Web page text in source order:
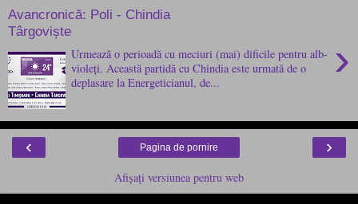
Avancronică: Poli - Chindia
Târgoviște
›
Urmează o perioadă cu meciuri (mai) dificile pentru alb-
violeți. Această partidă cu Chindia este urmată de o
deplasare la Energeticianul, de...
‹ ›
Pagina de pornire
Afișați versiunea pentru web